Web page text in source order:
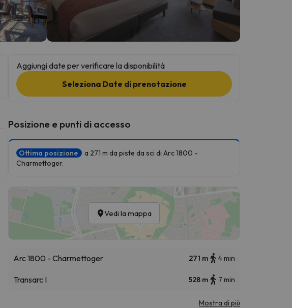
Aggiungi date per verificare la disponibilità
Seleziona Date di prenotazione
Posizione e punti di accesso
Ottima posizione
a 271 m da piste da sci di Arc 1800 -
Charmettoger.
Vedi la mappa
Arc 1800 - Charmettoger 271 m 4 min
Transarc I 528 m 7 min
Mostra di più